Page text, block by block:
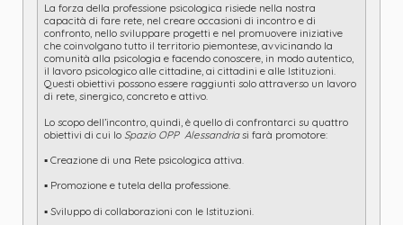
La forza della professione psicologica risiede nella nostra
capacità di fare rete, nel creare occasioni di incontro e di
confronto, nello sviluppare progetti e nel promuovere iniziative
che coinvolgano tutto il territorio piemontese, avvicinando la
comunità alla psicologia e facendo conoscere, in modo autentico,
il lavoro psicologico alle cittadine, ai cittadini e alle Istituzioni.
Questi obiettivi possono essere raggiunti solo attraverso un lavoro
di rete, sinergico, concreto e attivo.
Lo scopo dell’incontro, quindi, è quello di confrontarci su quattro
obiettivi di cui lo Spazio OPP Alessandriasi farà promotore:
▪ Creazione di una Rete psicologica attiva.
▪ Promozione e tutela della professione.
▪ Sviluppo di collaborazioni con le Istituzioni.